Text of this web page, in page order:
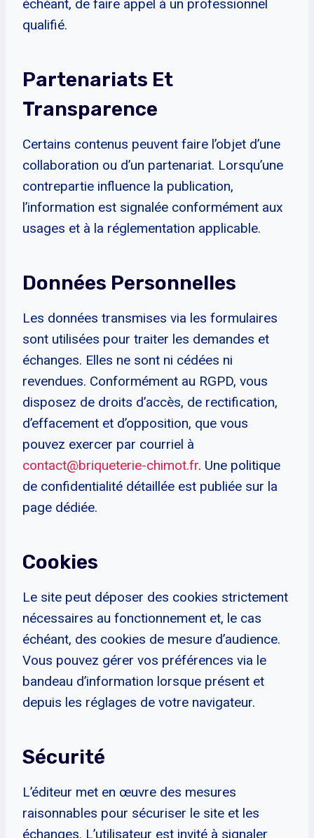
échéant, de faire appel à un professionnel
qualifié.
Partenariats Et
Transparence
Certains contenus peuvent faire l’objet d’une
collaboration ou d’un partenariat. Lorsqu’une
contrepartie influence la publication,
l’information est signalée conformément aux
usages et à la réglementation applicable.
Données Personnelles
Les données transmises via les formulaires
sont utilisées pour traiter les demandes et
échanges. Elles ne sont ni cédées ni
revendues. Conformément au RGPD, vous
disposez de droits d’accès, de rectification,
d’effacement et d’opposition, que vous
pouvez exercer par courriel à
contact@briqueterie-chimot.fr. Une politique
de confidentialité détaillée est publiée sur la
page dédiée.
Cookies
Le site peut déposer des cookies strictement
nécessaires au fonctionnement et, le cas
échéant, des cookies de mesure d’audience.
Vous pouvez gérer vos préférences via le
bandeau d’information lorsque présent et
depuis les réglages de votre navigateur.
Sécurité
L’éditeur met en œuvre des mesures
raisonnables pour sécuriser le site et les
échanges. L’utilisateur est invité à signaler